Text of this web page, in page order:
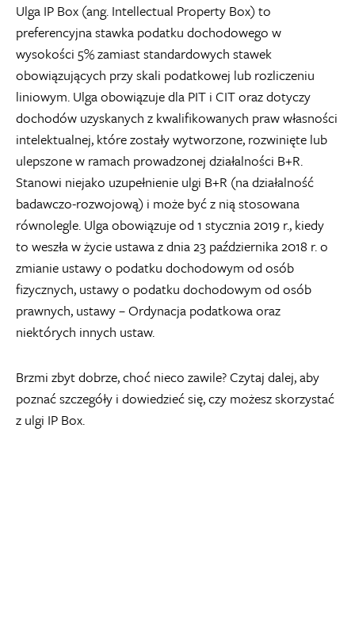
Ulga IP Box (ang. Intellectual Property Box) to
preferencyjna stawka podatku dochodowego w
wysokości 5% zamiast standardowych stawek
obowiązujących przy skali podatkowej lub rozliczeniu
liniowym. Ulga obowiązuje dla PIT i CIT oraz dotyczy
dochodów uzyskanych z kwalifikowanych praw własności
intelektualnej, które zostały wytworzone, rozwinięte lub
ulepszone w ramach prowadzonej działalności B+R.
Stanowi niejako uzupełnienie ulgi B+R (na działalność
badawczo-rozwojową) i może być z nią stosowana
równolegle. Ulga obowiązuje od 1 stycznia 2019 r., kiedy
to weszła w życie ustawa z dnia 23 października 2018 r. o
zmianie ustawy o podatku dochodowym od osób
fizycznych, ustawy o podatku dochodowym od osób
prawnych, ustawy – Ordynacja podatkowa oraz
niektórych innych ustaw.
Brzmi zbyt dobrze, choć nieco zawile? Czytaj dalej, aby
poznać szczegóły i dowiedzieć się, czy możesz skorzystać
z ulgi IP Box.